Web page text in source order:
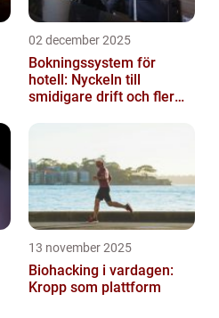
02 december 2025
Bokningssystem för
hotell: Nyckeln till
smidigare drift och fler
13 november 2025
Biohacking i vardagen:
Kropp som plattform